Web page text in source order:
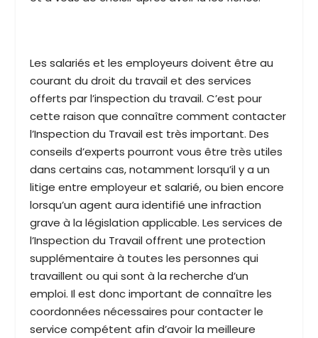
Les salariés et les employeurs doivent être au
courant du droit du travail et des services
offerts par l’inspection du travail. C’est pour
cette raison que connaître comment contacter
l’Inspection du Travail est très important. Des
conseils d’experts pourront vous être très utiles
dans certains cas, notamment lorsqu’il y a un
litige entre employeur et salarié, ou bien encore
lorsqu’un agent aura identifié une infraction
grave à la législation applicable. Les services de
l’Inspection du Travail offrent une protection
supplémentaire à toutes les personnes qui
travaillent ou qui sont à la recherche d’un
emploi. Il est donc important de connaître les
coordonnées nécessaires pour contacter le
service compétent afin d’avoir la meilleure